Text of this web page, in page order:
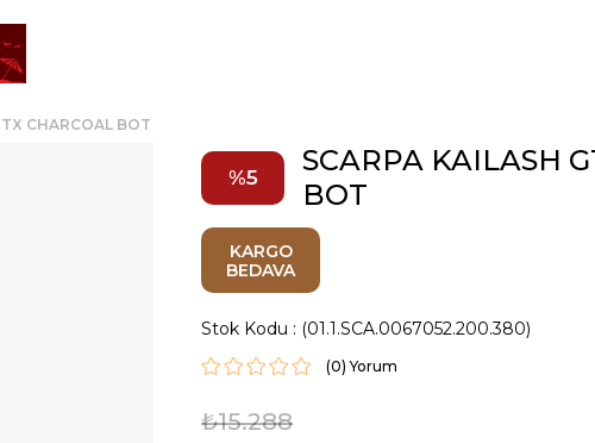
CHARCOAL BOT
5
SCARPA KAILASH
BOT
KARGO
BEDAVA
Stok Kodu (01.1.SCA.0067052.200.380)
(0)
₺15.288